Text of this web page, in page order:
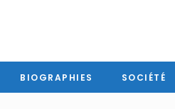
BIOGRAPHIES SOCIÉTÉ